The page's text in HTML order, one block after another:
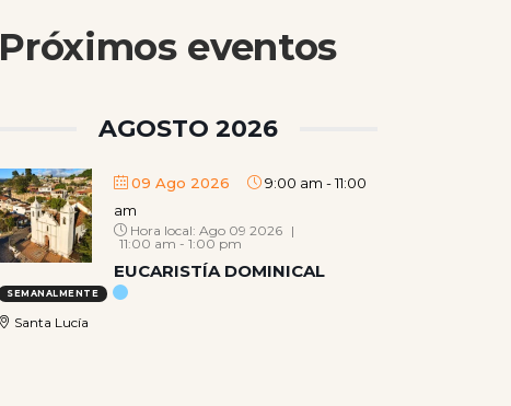
Próximos eventos
AGOSTO 2026
09 Ago 2026 9:00 am -11:00
am
Hora local: Ago 09 2026 |
11:00 am - 1:00 pm
EUCARISTÍA DOMINICAL
SEMANALMENTE
Santa Lucía